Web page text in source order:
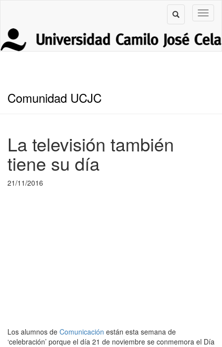
Comunidad UCJC
La televisión también
tiene su día
21/11/2016
Los alumnos de Comunicación están esta semana de
‘celebración’ porque el día 21 de noviembre se conmemora el Día